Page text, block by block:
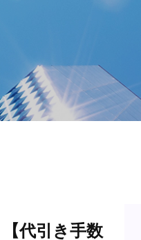
代引き手数